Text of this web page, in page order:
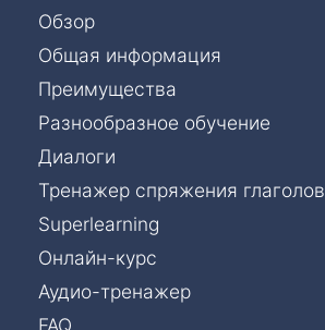
Обзор
Общая информация
Преимущества
Разнообразное обучение
Диалоги
Тренажер спряжения глаголов
Superlearning
Онлайн-курс
Аудио-тренажер
FAQ